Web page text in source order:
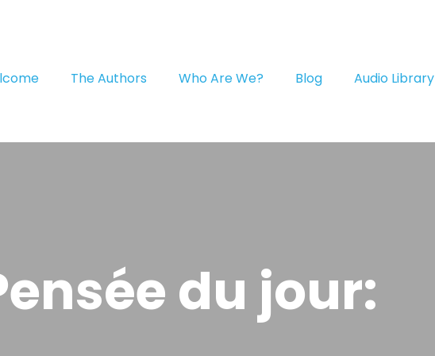
The Authors Who Are We? Blog Audio Library
du jour: